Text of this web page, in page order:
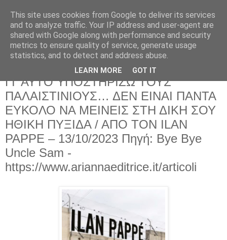
Κυριακή 15 Οκτωβρίου 2023
ΓΙ' ΑΥΤΟ ΥΠΟΣΤΗΡΙΖΩ ΤΟΥΣ
ΠΑΛΑΙΣΤΙΝΙΟΥΣ… ΔΕΝ ΕΙΝΑΙ ΠΑΝΤΑ
ΕΥΚΟΛΟ ΝΑ ΜΕΙΝΕΙΣ ΣΤΗ ΔΙΚΗ ΣΟΥ
ΗΘΙΚΗ ΠΥΞΙΔΑ / ΑΠΟ ΤΟΝ ILAN
PAPPE – 13/10/2023 Πηγή: Bye Bye
Uncle Sam -
https://www.ariannaeditrice.it/articoli
This site uses cookies from Google to deliver its services
and to analyze traffic. Your IP address and user-agent are
shared with Google along with performance and security
metrics to ensure quality of service, generate usage
statistics, and to detect and address abuse.
LEARN MORE GOT IT